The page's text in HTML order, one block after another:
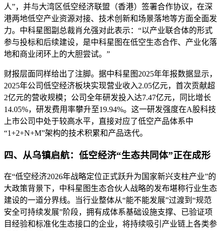
人”，并与大湾区低空经济联盟（香港）签署合作协议，在深
港两地低空产业资源对接、技术创新和场景落地等方面全面发
力。中科星图副总裁肖允强对此表示：“以产业联合体的形式
参与投标和后续建设，是中科星图在低空生态合作、产业化落
地和商业闭环上的大胆尝试。”
财报层面同样给出了注脚。据中科星图2025年年报数据显示，
2025年公司低空经济板块实现营业收入2.05亿元，首次贡献超
2亿元的营收规模；公司全年研发投入达7.47亿元，同比增长
14.05%，研发费用率攀升至19.94%。这一研发强度在A股科技
上市公司中处于较高水平，直接对应了低空产品体系中
“1+2+N+M”架构的技术积累和产品迭代。
四、从乌镇启航：低空经济“生态共同体”正在成形
在“低空经济2026年战略定位正式跃升为国家新兴支柱产业”的
大政策背景下，中科星图生态合伙人战略的发布堪称行业生态
建设的一道分界线。当行业整体从“能不能发展”过渡到“规范
安全可持续发展”阶段，拥有成体系基础设施支撑、已验证项
目经验和标准化生态接口的企业，将持续吸引产业链上各类参